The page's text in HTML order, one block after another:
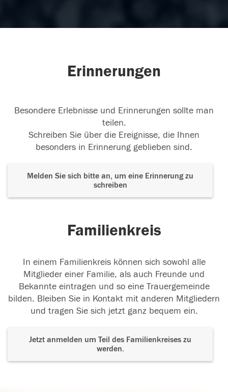
Erinnerungen
Besondere Erlebnisse und Erinnerungen sollte man
teilen.
Schreiben Sie über die Ereignisse, die Ihnen
besonders in Erinnerung geblieben sind.
Melden Sie sich bitte an, um eine Erinnerung zu
schreiben
Familienkreis
In einem Familienkreis können sich sowohl alle
Mitglieder einer Familie, als auch Freunde und
Bekannte eintragen und so eine Trauergemeinde
bilden. Bleiben Sie in Kontakt mit anderen Mitgliedern
und tragen Sie sich jetzt ganz bequem ein.
Jetzt anmelden um Teil des Familienkreises zu
werden.